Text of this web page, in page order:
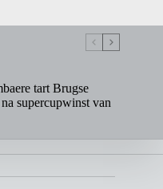
tart Brugse
supercupwinst van